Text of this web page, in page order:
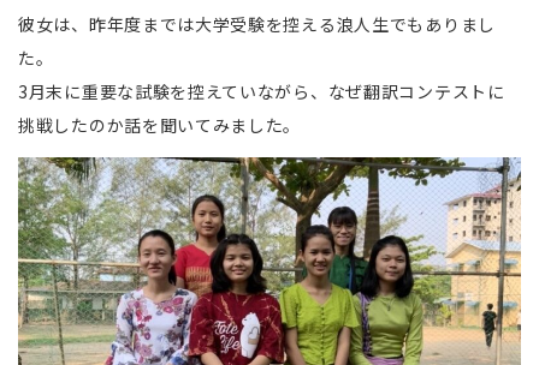
彼女は、昨年度までは大学受験を控える浪人生でもありまし
た。
3月末に重要な試験を控えていながら、なぜ翻訳コンテストに
挑戦したのか話を聞いてみました。